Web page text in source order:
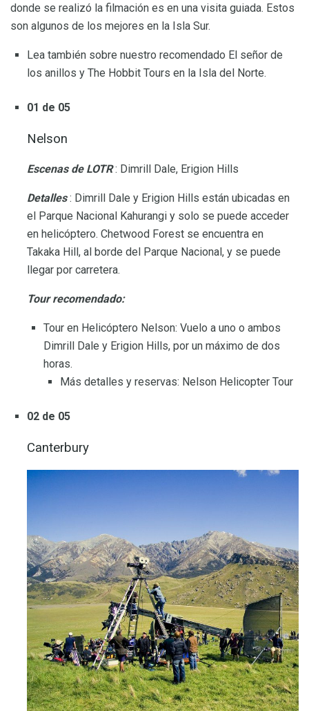
donde se realizó la filmación es en una visita guiada. Estos
son algunos de los mejores en la Isla Sur.
Lea también sobre nuestro recomendado El señor de
los anillos y The Hobbit Tours en la Isla del Norte.
01 de 05
Nelson
Escenas de LOTR: Dimrill Dale, Erigion Hills
Detalles: Dimrill Dale y Erigion Hills están ubicadas en
el Parque Nacional Kahurangi y solo se puede acceder
en helicóptero. Chetwood Forest se encuentra en
Takaka Hill, al borde del Parque Nacional, y se puede
llegar por carretera.
Tour recomendado:
Tour en Helicóptero Nelson: Vuelo a uno o ambos
Dimrill Dale y Erigion Hills, por un máximo de dos
horas.
Más detalles y reservas: Nelson Helicopter Tour
02 de 05
Canterbury